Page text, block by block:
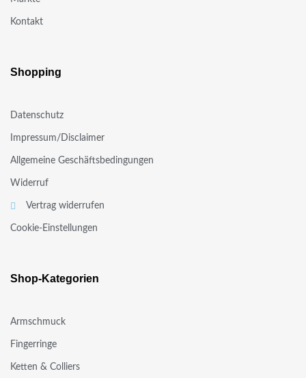
Kontakt
Shopping
Datenschutz
Impressum/Disclaimer
Allgemeine Geschäftsbedingungen
Widerruf
Vertrag widerrufen
Cookie-Einstellungen
Shop-Kategorien
Armschmuck
Fingerringe
Ketten & Colliers